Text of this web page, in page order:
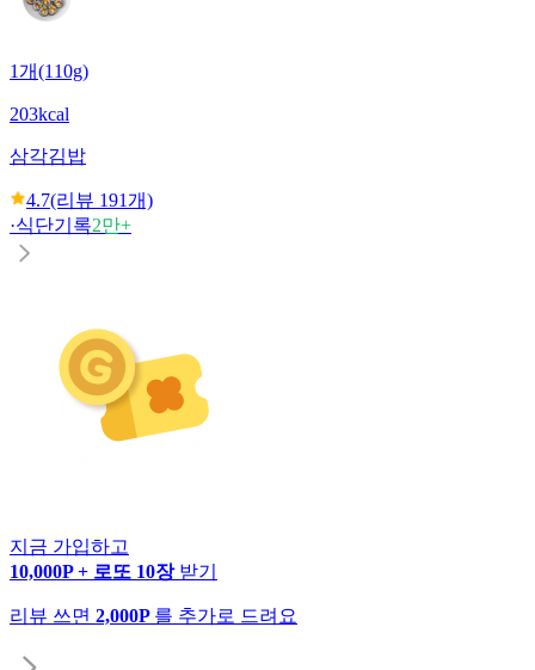
1개(110g)
203kcal
삼각김밥
4.7(리뷰 191개)
·식단기록2만+
지금 가입하고
10,000P + 로또 10장 받기
리뷰 쓰면 2,000P 를 추가로 드려요